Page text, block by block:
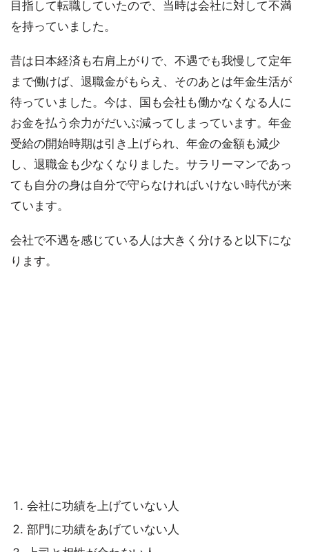
目指して転職していたので、当時は会社に対して不満
を持っていました。
昔は日本経済も右肩上がりで、不遇でも我慢して定年
まで働けば、退職金がもらえ、そのあとは年金生活が
待っていました。今は、国も会社も働かなくなる人に
お金を払う余力がだいぶ減ってしまっています。年金
受給の開始時期は引き上げられ、年金の金額も減少
し、退職金も少なくなりました。サラリーマンであっ
ても自分の身は自分で守らなければいけない時代が来
ています。
会社で不遇を感じている人は大きく分けると以下にな
ります。
会社に功績を上げていない人
部門に功績をあげていない人